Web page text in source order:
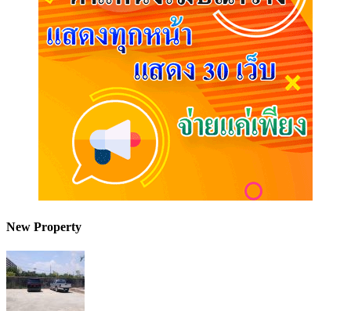
New Property